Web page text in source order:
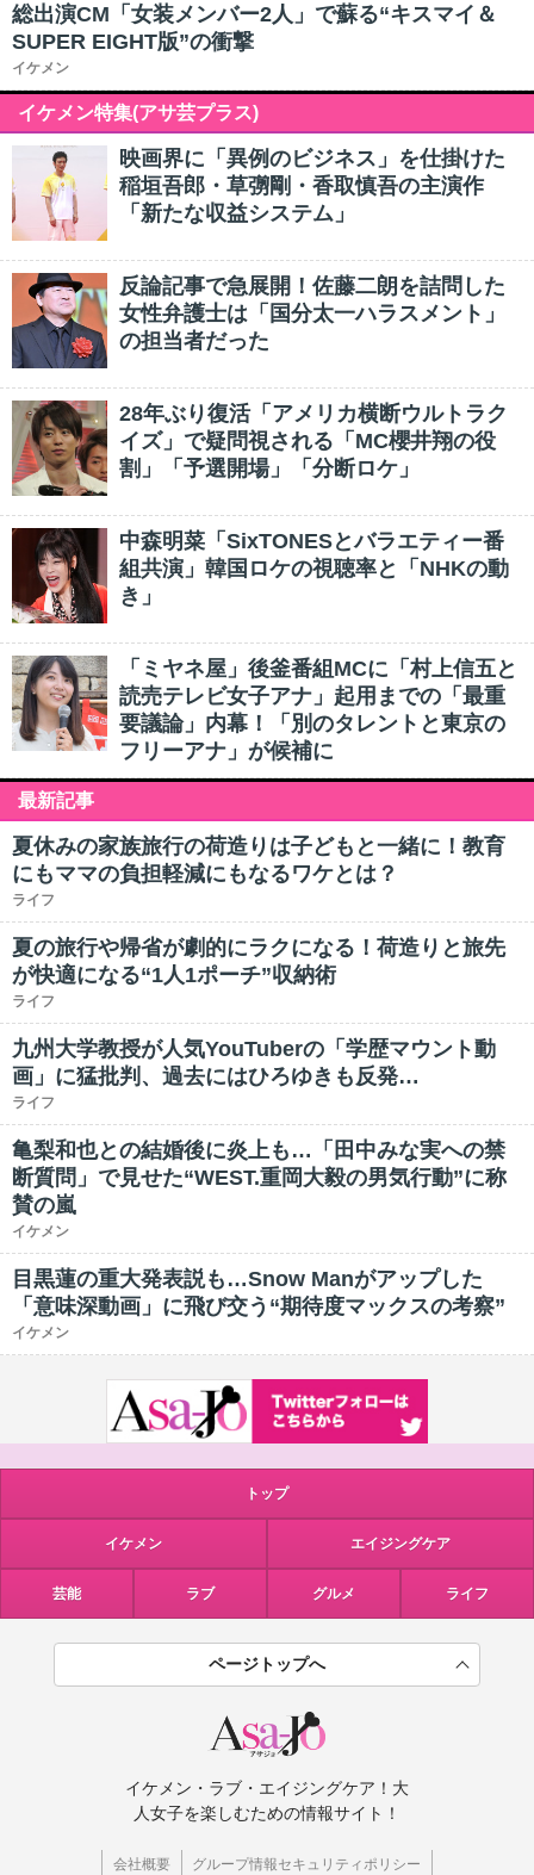
総出演CM「女装メンバー2人」で蘇る“キスマイ＆
SUPER EIGHT版”の衝撃
イケメン
イケメン特集(アサ芸プラス)
映画界に「異例のビジネス」を仕掛けた
稲垣吾郎・草彅剛・香取慎吾の主演作
「新たな収益システム」
反論記事で急展開！佐藤二朗を詰問した
女性弁護士は「国分太一ハラスメント」
の担当者だった
28年ぶり復活「アメリカ横断ウルトラク
イズ」で疑問視される「MC櫻井翔の役
割」「予選開場」「分断ロケ」
中森明菜「SixTONESとバラエティー番
組共演」韓国ロケの視聴率と「NHKの動
き」
「ミヤネ屋」後釜番組MCに「村上信五と
読売テレビ女子アナ」起用までの「最重
要議論」内幕！「別のタレントと東京の
フリーアナ」が候補に
最新記事
夏休みの家族旅行の荷造りは子どもと一緒に！教育
にもママの負担軽減にもなるワケとは？
ライフ
夏の旅行や帰省が劇的にラクになる！荷造りと旅先
が快適になる“1人1ポーチ”収納術
ライフ
九州大学教授が人気YouTuberの「学歴マウント動
画」に猛批判、過去にはひろゆきも反発…
ライフ
亀梨和也との結婚後に炎上も…「田中みな実への禁
断質問」で見せた“WEST.重岡大毅の男気行動”に称
賛の嵐
イケメン
目黒蓮の重大発表説も…Snow Manがアップした
「意味深動画」に飛び交う“期待度マックスの考察”
イケメン
トップ
イケメン エイジングケア
芸能 ラブ グルメ ライフ
ページトップへ
イケメン・ラブ・エイジングケア！大
人女子を楽しむための情報サイト！
会社概要 グループ情報セキュリティポリシー